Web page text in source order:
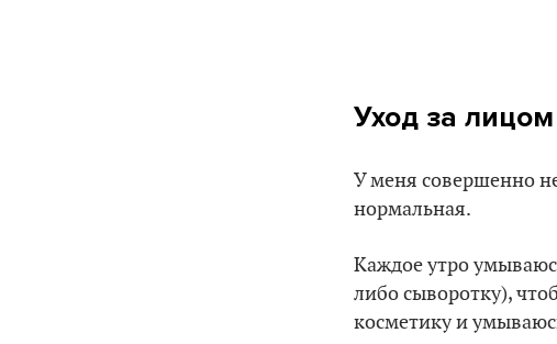
Уход за лицом
У меня совершенно
нормальная.
Каждое утро
либо сыворотку),
косметику и